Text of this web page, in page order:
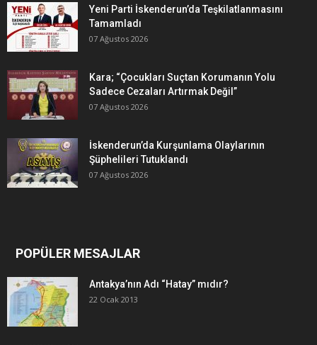
Yeni Parti İskenderun’da Teşkilatlanmasını
Tamamladı
07 Ağustos 2026
Kara; “Çocukları Suçtan Korumanın Yolu
Sadece Cezaları Artırmak Değil”
07 Ağustos 2026
İskenderun’da Kurşunlama Olaylarının
Şüphelileri Tutuklandı
07 Ağustos 2026
POPÜLER MESAJLAR
Antakya’nın Adı “Hatay” mıdır?
22 Ocak 2013